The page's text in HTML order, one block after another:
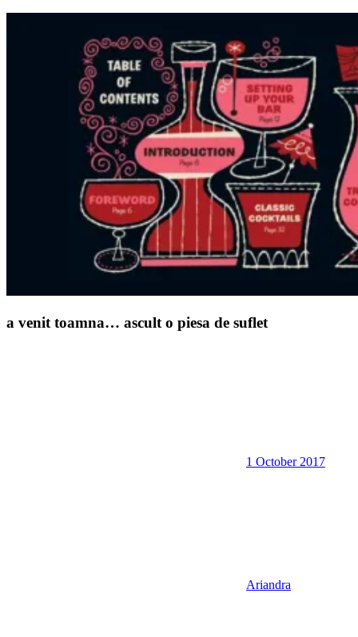
a venit toamna… ascult o piesa de suflet
1 October 2017
Ariandra